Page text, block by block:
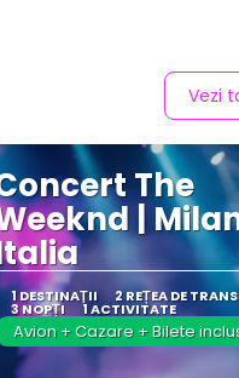
Vezi
The
|
1 DESTINAŢII 2 REȚEA DE
3 NOPȚI 1 ACTIVITATE
Avion + Cazare + Bilete